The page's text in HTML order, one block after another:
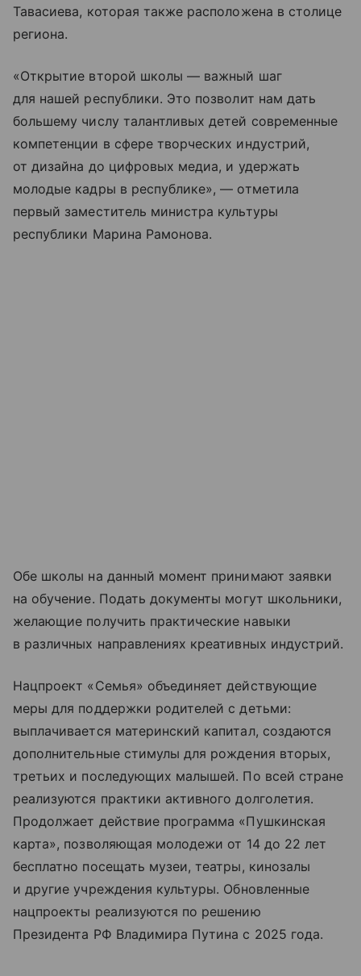
Тавасиева, которая также расположена в столице
региона.
«Открытие второй школы — важный шаг
для нашей республики. Это позволит нам дать
большему числу талантливых детей современные
компетенции в сфере творческих индустрий,
от дизайна до цифровых медиа, и удержать
молодые кадры в республике», — отметила
первый заместитель министра культуры
республики Марина Рамонова.
Обе школы на данный момент принимают заявки
на обучение. Подать документы могут школьники,
желающие получить практические навыки
в различных направлениях креативных индустрий.
Нацпроект «Семья» объединяет действующие
меры для поддержки родителей с детьми:
выплачивается материнский капитал, создаются
дополнительные стимулы для рождения вторых,
третьих и последующих малышей. По всей стране
реализуются практики активного долголетия.
Продолжает действие программа «Пушкинская
карта», позволяющая молодежи от 14 до 22 лет
бесплатно посещать музеи, театры, кинозалы
и другие учреждения культуры. Обновленные
нацпроекты реализуются по решению
Президента РФ Владимира Путина с 2025 года.